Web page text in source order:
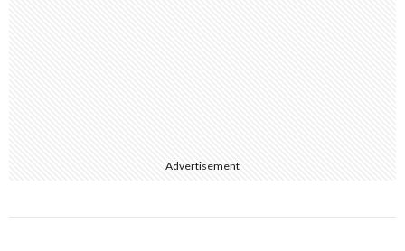
Advertisement